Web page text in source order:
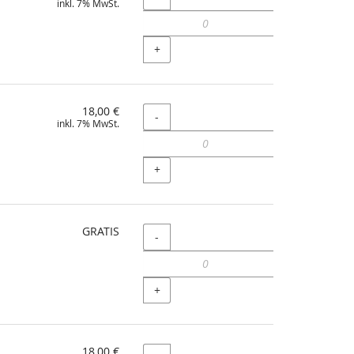
inkl. 7% MwSt.
+
18,00 €
inkl. 7% MwSt. Menge
-
+
GRATIS Menge
-
+